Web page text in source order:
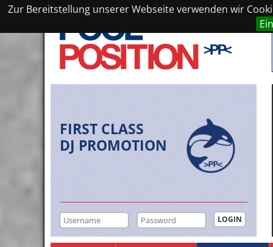
Zur Bereitstellung unserer Webseite verwenden wir
FIRST CLASS
DJ PROMOTION